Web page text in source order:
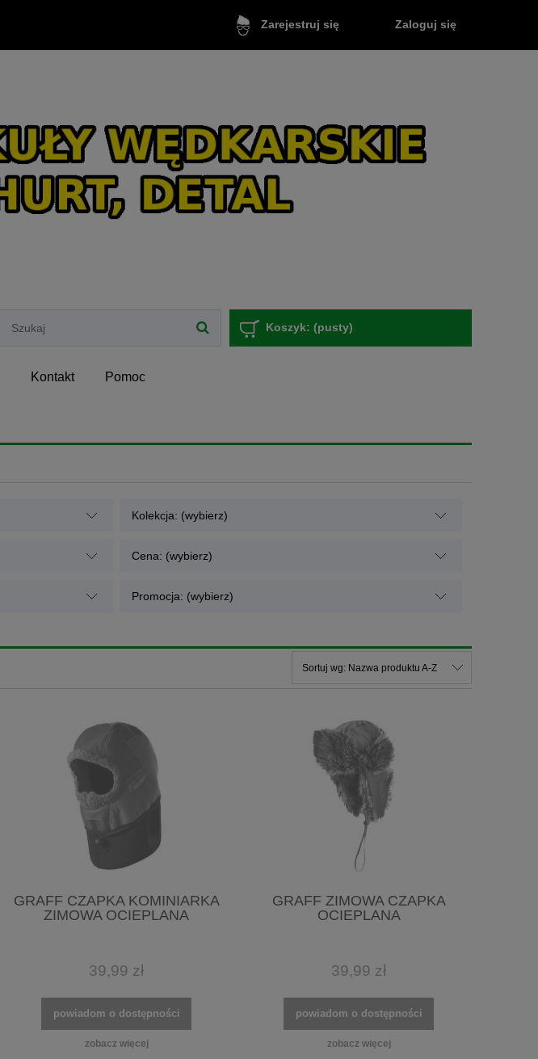
Zarejestruj się Zaloguj się
Koszyk: (pusty)
Kontakt Pomoc
Kolekcja: (wybierz)
Cena: (wybierz)
Promocja: (wybierz)
Sortuj wg: Nazwa produktu A-Z
GRAFF CZAPKA KOMINIARKA
ZIMOWA OCIEPLANA
39,99 zł
powiadom o dostępności
zobacz więcej
GRAFF ZIMOWA CZAPKA
OCIEPLANA
39,99 zł
powiadom o dostępności
zobacz więcej